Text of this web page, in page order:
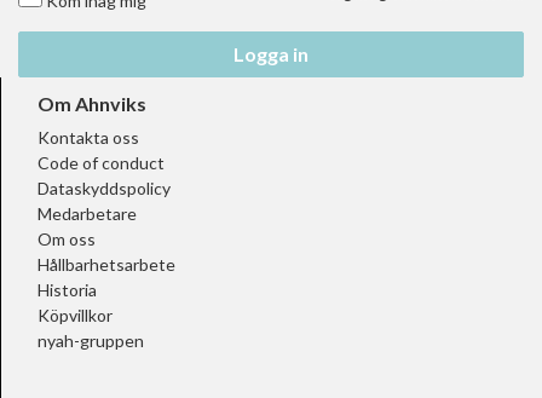
Logga in
Om Ahnviks
Kontakta oss
Code of conduct
Dataskyddspolicy
Medarbetare
Om oss
Hållbarhetsarbete
Historia
Köpvillkor
nyah-gruppen